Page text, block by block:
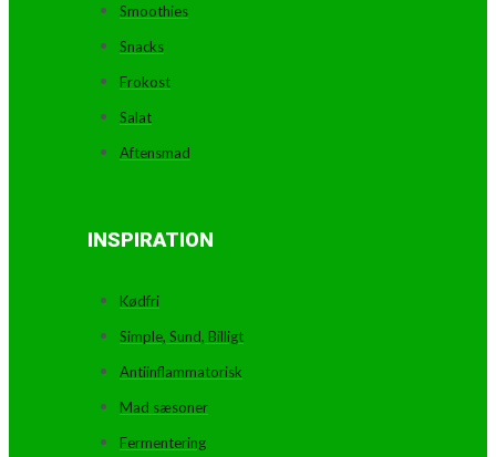
Smoothies
Snacks
Frokost
Salat
Aftensmad
INSPIRATION
Kødfri
Simple, Sund, Billigt
Antiinflammatorisk
Mad sæsoner
Fermentering